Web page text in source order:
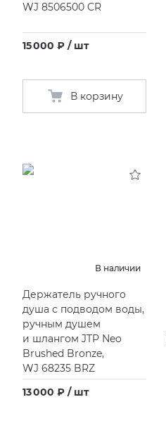
WJ 8506500 CR
15 000 ₽ / шт
В корзину
В наличии
Держатель ручного
душа с подводом воды,
ручным душем
и шлангом JTP Neo
Brushed Bronze,
WJ 68235 BRZ
13 000 ₽ / шт